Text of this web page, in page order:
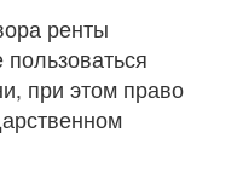
ренты
при этом право